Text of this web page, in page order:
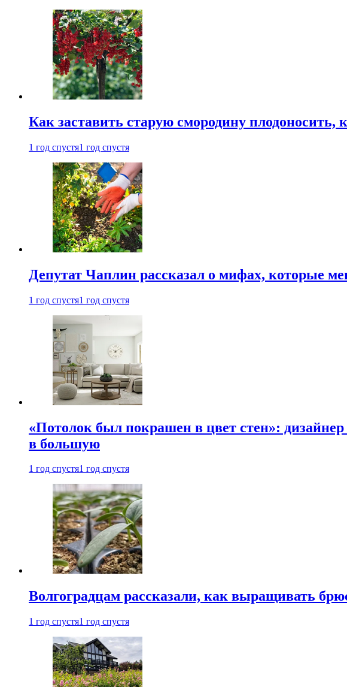
Как заставить старую смородину
1 год спустя1 год спустя
Депутат Чаплин рассказал о мифах, которые
1 год спустя1 год спустя
«Потолок был покрашен в цвет стен»:
в большую
1 год спустя1 год спустя
Волгоградцам рассказали, как выращивать
1 год спустя1 год спустя